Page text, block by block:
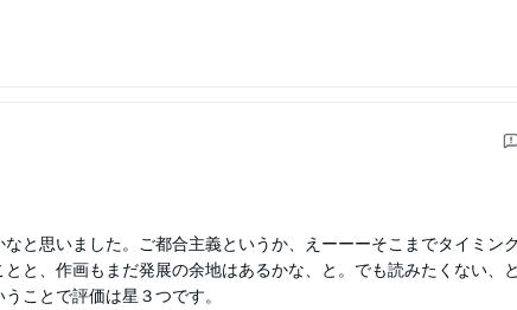
と思いました。ご都合主義というか、えーーーそこまでタイミン
と、作画もまだ発展の余地はあるかな、と。でも読みたくない、
ことで評価は星３つです。